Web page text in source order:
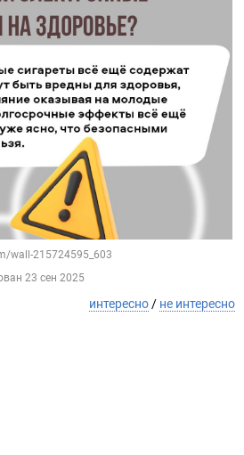
wall-215724595_603
23 сен 2025
интересно / не интересно